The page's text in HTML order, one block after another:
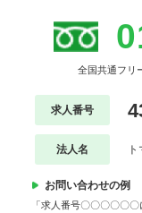
全国共通フリ
求人番号
法人名
お問い合わせの例
「求人番号〇〇〇〇〇